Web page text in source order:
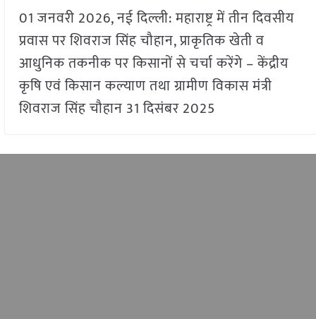
01 जनवरी 2026, नई दिल्ली: महाराष्ट्र में तीन दिवसीय
प्रवास पर शिवराज सिंह चौहान, प्राकृतिक खेती व
आधुनिक तकनीक पर किसानों से चर्चा करेंगे – केंद्रीय
कृषि एवं किसान कल्याण तथा ग्रामीण विकास मंत्री
शिवराज सिंह चौहान 31 दिसंबर 2025